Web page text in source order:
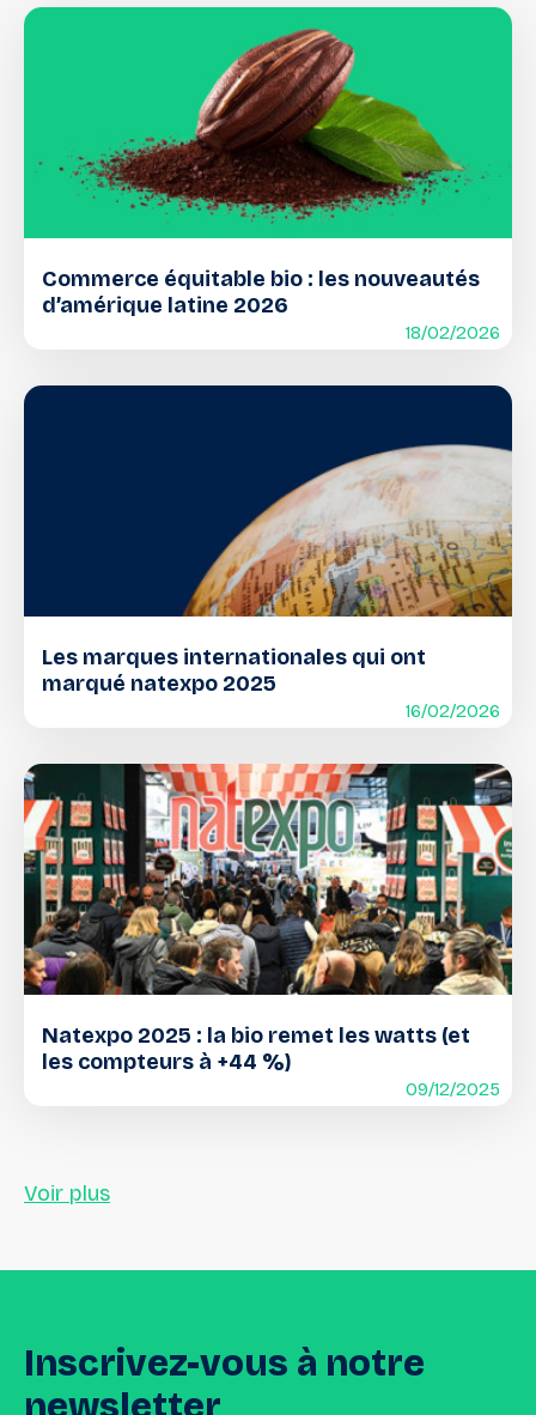
Commerce équitable bio : les nouveautés
d’amérique latine 2026
18/02/2026
Les marques internationales qui ont
marqué natexpo 2025
16/02/2026
Natexpo 2025 : la bio remet les watts (et
les compteurs à +44 %)
09/12/2025
Voir plus
Inscrivez-vous à notre
newsletter